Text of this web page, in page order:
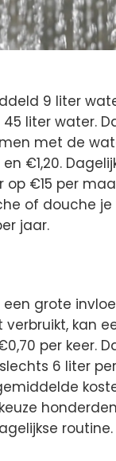
9 liter
liter water.
met de
€1,20.
€15 per
of douche je
jaar.
grote
kan
per keer.
6 liter
routine.